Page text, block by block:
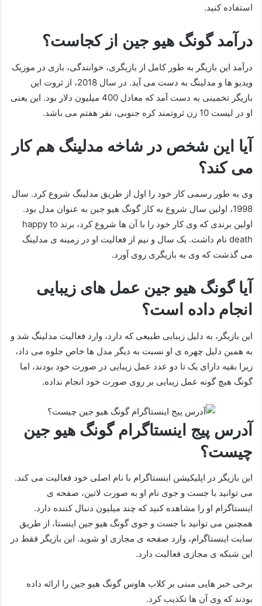
استفاده کنید.
درآمد گونگ هیو جین از کجاست؟
درآمد این بازیگر به طور کامل از بازیگری، خوانندگی، بازی در موزیک
ویدیو ها و مدلینگ به دست می آید. در سال 2018، از ثروت این
بازیگر تخمینی به دست آمد که معادل 400 میلیون دلار بود. این یعنی
او در لیست 10 زن ثروتمند کره جنوبی، نفر هفتم می باشد.
آیا این شخص در شاخه مدلینگ هم کار
می کند؟
وی به طور رسمی کار خود را اول از طریق مدلینگ شروع کرد. سال
1998، اولین سال شروع به کار گونگ هیو جین به عنوان مدل بود.
اولین برندی که وی کار خود را با آن ها شروع کرد، برند happy to
death نام داشت. یک سال و نیم از فعالیت او در زمینه ی مدلینگ
می گذشت که وی به بازیگری روی آورد.
آیا گونگ هیو جین عمل های زیبایی
انجام داده است؟
این بازیگر، به دلیل زیبایی طبیعی که دارد، وارد فعالیت مدلینگ شد و
به همین دلیل چهره ی او نسبت به دیگر مدل ها خاص جلوه می داد،
زیرا بقیه دارای یک تا دو عدد عمل زیبایی در صورت خود بودند، اما
گونگ هیچ گونه عمل زیبایی بر روی صورت خود انجام نداده.
آدرس پیج اینستاگرام گونگ هیو جین
چیست؟
این بازیگر در اپلیکیشن اینستاگرام با نام اصلی خود فعالیت می کند.
می توانید با جست و جوی نام او به صورت لاتین، صفحه ی
اینستاگرام او را مشاهده کنید که چند میلیون دنبال کننده دارد.
همچنین می توانید با جست و جوی گونگ هیو جین اینستا، از طریق
سایت اینستاگرام، وارد صفحه ی مجازی او شوید. این بازیگر فقط در
این شبکه ی مجازی فعالیت دارد.
برخی خبر هایی مبنی بر کلاب هاوس گونگ هیو جین را ارائه داده
بودند که وی آن ها تکذیب کرد.